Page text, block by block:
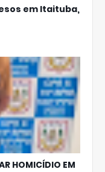
em Itaituba,
HOMICÍDIO EM